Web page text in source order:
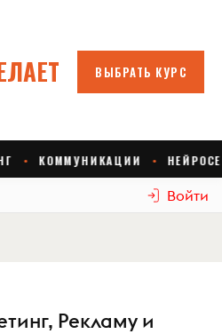
Войти
Рекламу и